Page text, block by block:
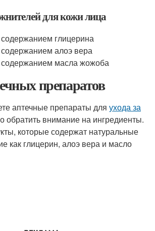
для кожи лица
глицерина
алоэ вера
содержанием масла жожоба
препаратов
аптечные препараты для ухода за
обратить внимание на ингредиенты.
которые содержат натуральные
как глицерин, алоэ вера и масло